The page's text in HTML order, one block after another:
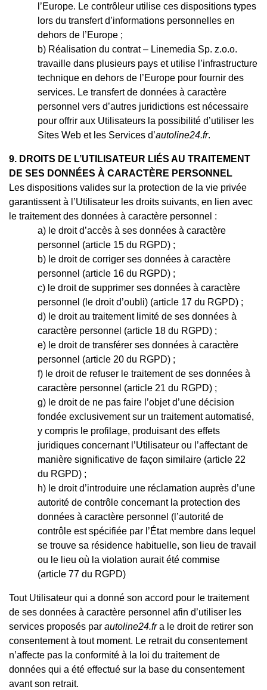
l’Europe. Le contrôleur utilise ces dispositions types
lors du transfert d’informations personnelles en
dehors de l’Europe ;
Réalisation du contrat – Linemedia Sp. z.o.o.
travaille dans plusieurs pays et utilise l’infrastructure
technique en dehors de l’Europe pour fournir des
services. Le transfert de données à caractère
personnel vers d’autres juridictions est nécessaire
pour offrir aux Utilisateurs la possibilité d’utiliser les
Sites Web et les Services d’autoline24.fr.
9. DROITS DE L’UTILISATEUR LIÉS AU TRAITEMENT
DE SES DONNÉES À CARACTÈRE PERSONNEL
Les dispositions valides sur la protection de la vie privée
garantissent à l’Utilisateur les droits suivants, en lien avec
le traitement des données à caractère personnel :
le droit d’accès à ses données à caractère
personnel (article 15 du RGPD) ;
le droit de corriger ses données à caractère
personnel (article 16 du RGPD) ;
le droit de supprimer ses données à caractère
personnel (le droit d’oubli) (article 17 du RGPD) ;
le droit au traitement limité de ses données à
caractère personnel (article 18 du RGPD) ;
le droit de transférer ses données à caractère
personnel (article 20 du RGPD) ;
le droit de refuser le traitement de ses données à
caractère personnel (article 21 du RGPD) ;
le droit de ne pas faire l’objet d’une décision
fondée exclusivement sur un traitement automatisé,
y compris le profilage, produisant des effets
juridiques concernant l’Utilisateur ou l’affectant de
manière significative de façon similaire (article 22
du RGPD) ;
le droit d’introduire une réclamation auprès d’une
autorité de contrôle concernant la protection des
données à caractère personnel (l’autorité de
contrôle est spécifiée par l’État membre dans lequel
se trouve sa résidence habituelle, son lieu de travail
ou le lieu où la violation aurait été commise
(article 77 du RGPD)
Tout Utilisateur qui a donné son accord pour le traitement
de ses données à caractère personnel afin d’utiliser les
services proposés par autoline24.fra le droit de retirer son
consentement à tout moment. Le retrait du consentement
n’affecte pas la conformité à la loi du traitement de
données qui a été effectué sur la base du consentement
avant son retrait.